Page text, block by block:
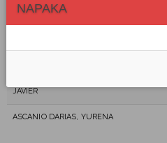
JAVIER
ASCANIO DARIAS, YURENA
NAPAKA